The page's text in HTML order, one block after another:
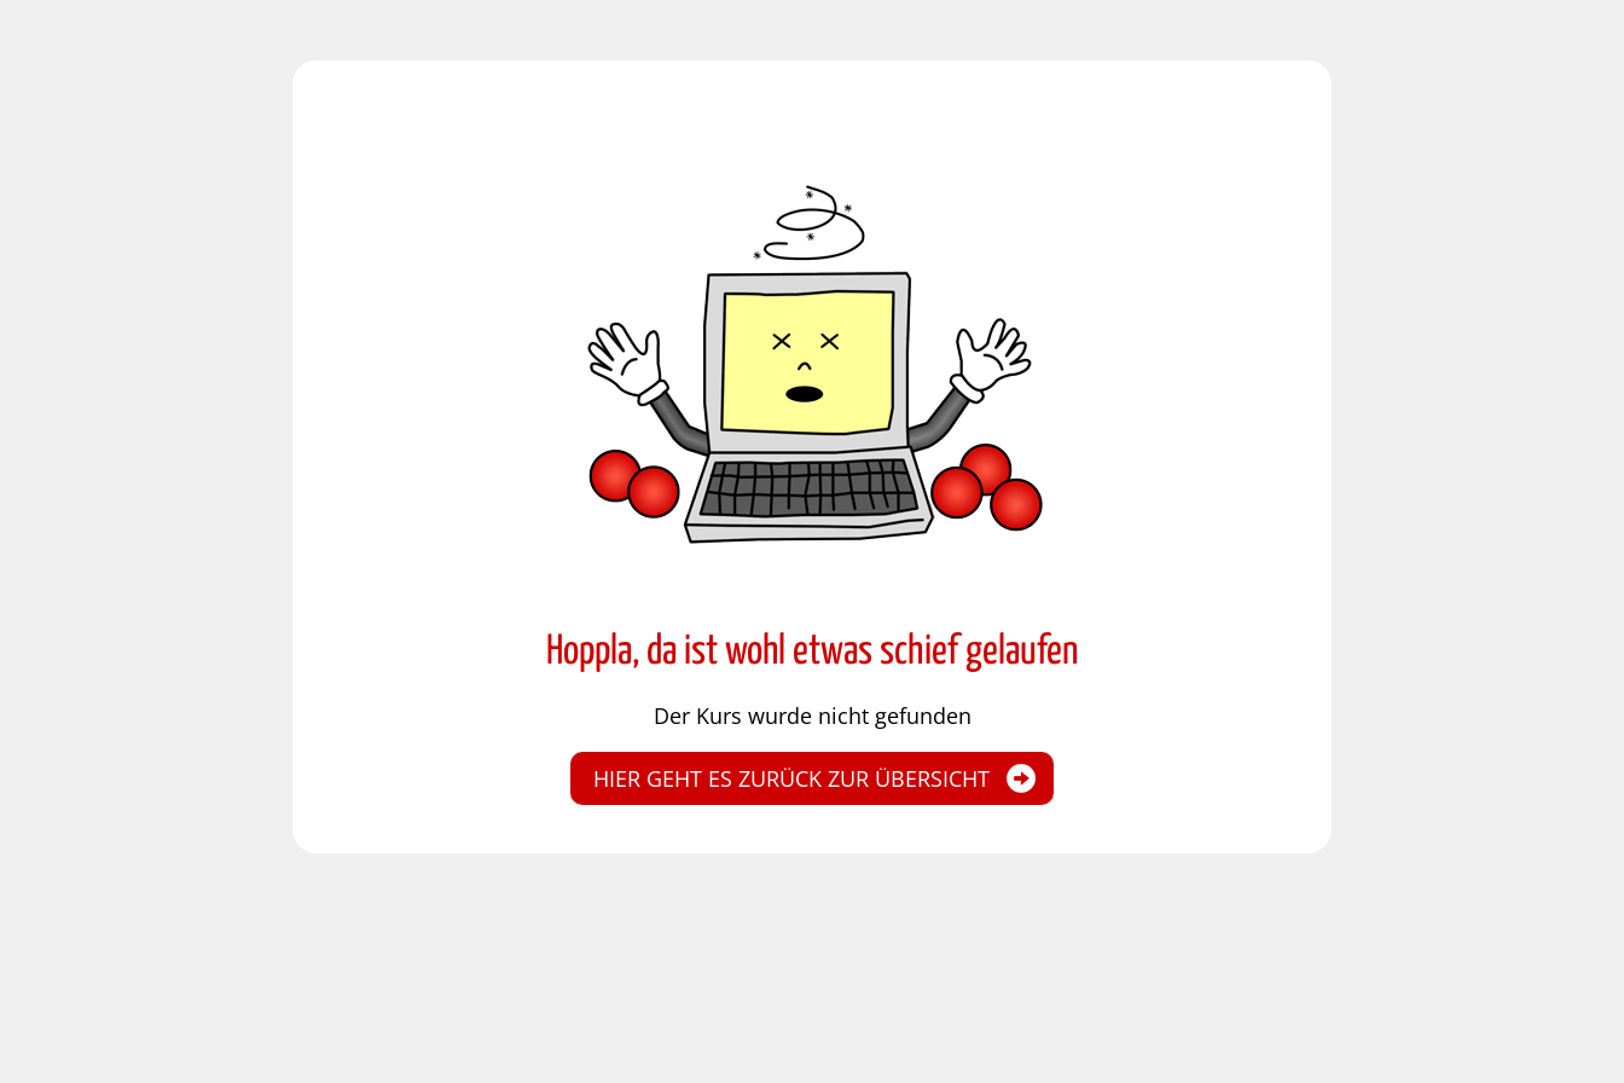
Hoppla, da ist wohl etwas schief gelaufen
Der Kurs wurde nicht gefunden
HIER GEHT ES ZURÜCK ZUR ÜBERSICHT